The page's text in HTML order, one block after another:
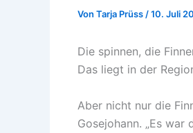
Von Tarja Prüss /10. Juli
Die spinnen, die
Das liegt in der
Aber nicht nur die
Gosejohann. „Es